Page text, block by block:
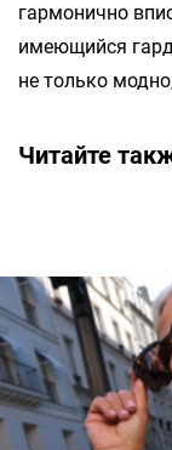
гармонично
имеющийся
не только
Читайте